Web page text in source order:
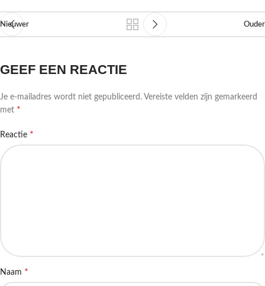
Nieuwer Ouder
GEEF EEN REACTIE
Je e-mailadres wordt niet gepubliceerd. Vereiste velden zijn gemarkeerd
met *
Reactie *
Naam *